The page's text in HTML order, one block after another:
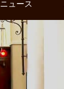
ニュース